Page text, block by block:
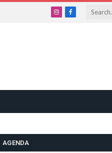
InstagramFacebook
AGENDA